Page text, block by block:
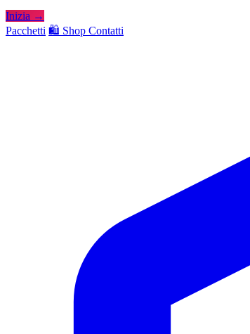
Inizia →
Pacchetti 🛍️ Shop Contatti